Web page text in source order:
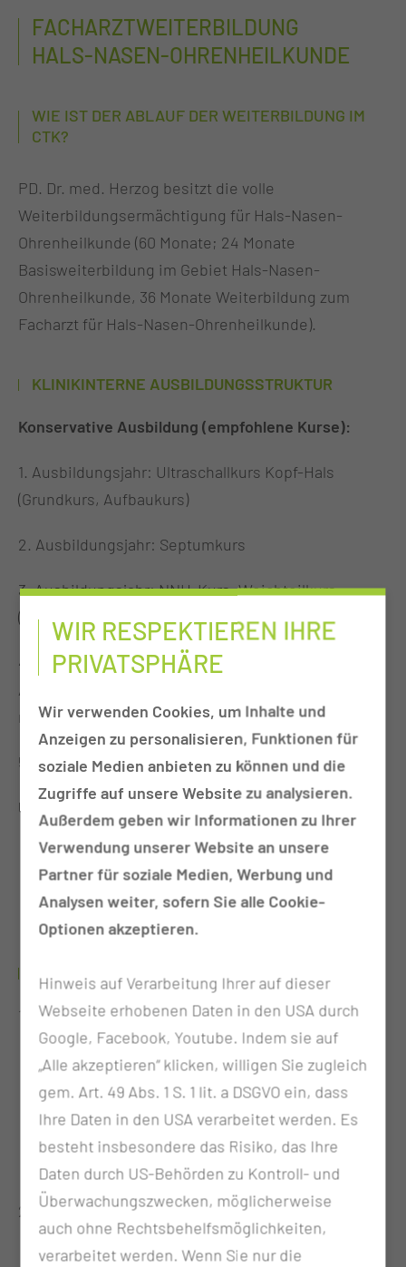
FACHARZTWEITERBILDUNG
HALS-NASEN-OHRENHEILKUNDE
WIE IST DER ABLAUF DER WEITERBILDUNG IM
CTK?
PD. Dr. med. Herzog besitzt die volle
Weiterbildungsermächtigung für Hals-Nasen-
Ohrenheilkunde (60 Monate; 24 Monate
Basisweiterbildung im Gebiet Hals-Nasen-
Ohrenheilkunde, 36 Monate Weiterbildung zum
Facharzt für Hals-Nasen-Ohrenheilkunde).
KLINIKINTERNE AUSBILDUNGSSTRUKTUR
Konservative Ausbildung (empfohlene Kurse):
1. Ausbildungsjahr: Ultraschallkurs Kopf-Hals
(Grundkurs, Aufbaukurs)
2. Ausbildungsjahr: Septumkurs
3. Ausbildungsjahr: NNH-Kurs, Weichteilkurs
(Parotis, Neck dissection)
4. Ausbildungsjahr: Allergologiekurs (Grundkurs,
Aufbaukurs) – spätester Termin (auch früher
möglich, siehe Hinweis unten)
5. Ausbildungsjahr: Ohrkurs
Übergreifende konservative Inhalte:
Gutachtentätigkeit
kollegiales Teaching
kleine Vortragstätigkeiten (z. B. Qualitätszirkel,
M&M-Konferenz, klinische Fortbildung usw.)
1. Ausbildungsjahr:
Adenotomie, Tonsillektomie, Parazentese,
Paukendrainage, Tracheostomie, kleine
Hautchirurgie, kleine Weichteilchirurgie,
Schlafendoskopie, Panendoskopie
Assistenz bei komplexen Eingriffen
2. Ausbildungsjahr:
Eingriffe bei Schnarchen/OSAS, zervikale
WIR RESPEKTIEREN IHRE
PRIVATSPHÄRE
Wir verwenden Cookies, um Inhalte und
Anzeigen zu personalisieren, Funktionen für
soziale Medien anbieten zu können und die
Zugriffe auf unsere Website zu analysieren.
Außerdem geben wir Informationen zu Ihrer
Verwendung unserer Website an unsere
Partner für soziale Medien, Werbung und
Analysen weiter, sofern Sie alle Cookie-
Optionen akzeptieren.
Hinweis auf Verarbeitung Ihrer auf dieser
Webseite erhobenen Daten in den USA durch
Google, Facebook, Youtube. Indem sie auf
„Alle akzeptieren“ klicken, willigen Sie zugleich
gem. Art. 49 Abs. 1 S. 1 lit. a DSGVO ein, dass
Ihre Daten in den USA verarbeitet werden. Es
besteht insbesondere das Risiko, das Ihre
Daten durch US-Behörden zu Kontroll- und
Überwachungszwecken, möglicherweise
auch ohne Rechtsbehelfsmöglichkeiten,
verarbeitet werden. Wenn Sie nur die